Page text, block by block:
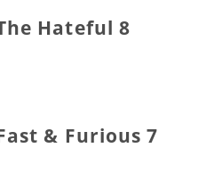
Hateful 8
& Furious 7